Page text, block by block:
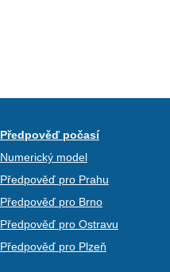
Předpověď počasí
Numerický model
Předpověď pro Prahu
Předpověď pro Brno
Předpověď pro Ostravu
Předpověď pro Plzeň